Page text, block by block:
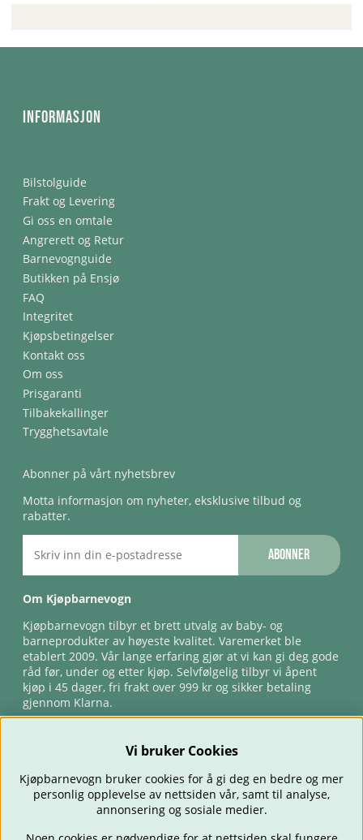
Informasjon
Bilstolguide
Frakt og Levering
Gi oss en omtale
Angrerett og Retur
Barnevognguide
Butikken på Ensjø
FAQ
Integritet
Kjøpsbetingelser
Kontakt oss
Om oss
Prisgaranti
Tilbakekallinger
Trygghetsavtale
Abonner på vårt nyhetsbrev
Motta informasjon om nyheter, eksklusive tilbud og
rabatter.
Abonner
Om Kjøpbarnevogn
Kjøpbarnevogn tilbyr et brett utvalg av baby- og
barneprodukter av høyeste kvalitet. Varemerket ble
etablert 2009. Vår lange erfaring gjør at vi kan gi deg gode
råd før, under og etter kjøp. Selvfølgelig tilbyr vi åpent
kjøp i 45 dager, fri frakt over 999 kr og sikker betaling
gjennom Klarna.
Vi bruker Cookies
Kjøpbarnevogn bruker cookies for å gi deg en bedre og mer
personlig opplevelse av nettsiden vår, samt til analyse,
annonsering og sosiale medier.